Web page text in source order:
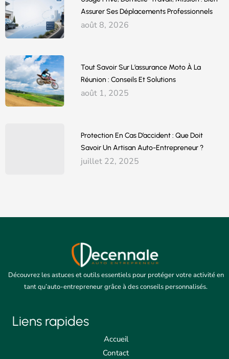
Assurer Ses Déplacements Professionnels
août 8, 2026
Tout Savoir Sur L’assurance Moto À La
Réunion : Conseils Et Solutions
août 1, 2025
Protection En Cas D’accident : Que Doit
Savoir Un Artisan Auto-Entrepreneur ?
juillet 22, 2025
Découvrez les astuces et outils essentiels pour protéger votre activité en
tant qu’auto-entrepreneur grâce à des conseils personnalisés.
Liens rapides
Accueil
Contact